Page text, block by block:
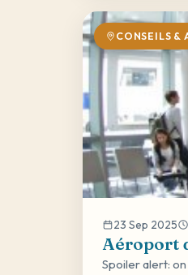
CONSEILS &
23 Sep 2025
Aéroport
Spoiler alert: